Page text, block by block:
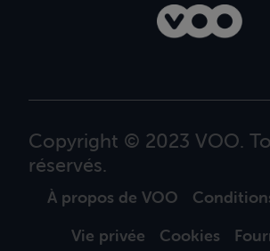
Copyright © 2023 VOO.
réservés.
À propos de VOO
Vie privée
Cookies